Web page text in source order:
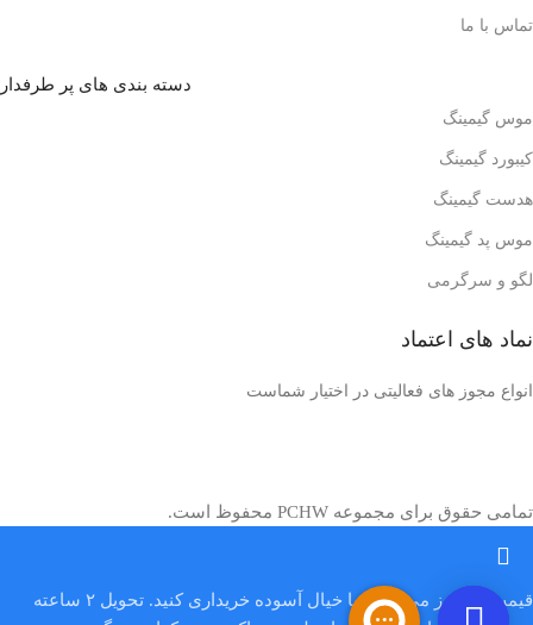
تماس با ما
دسته بندی های پر طرفدار
موس گیمینگ
کیبورد گیمینگ
هدست گیمینگ
موس پد گیمینگ
لگو و سرگرمی
نماد های اعتماد
انواع مجوز های فعالیتی در اختیار شماست
تمامی حقوق برای مجموعه PCHW محفوظ است.
قیمت‌ ها بروز می‌باشند با خیال آسوده خریداری کنید. تحویل ۲ ساعته